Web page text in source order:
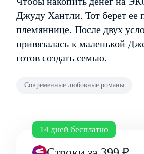
Джуду Хантли. Тот берет ее
племяннице. После двух
привязалась к маленькой
готов создать семью.
Современные любовные романы
14 дней бесплатно